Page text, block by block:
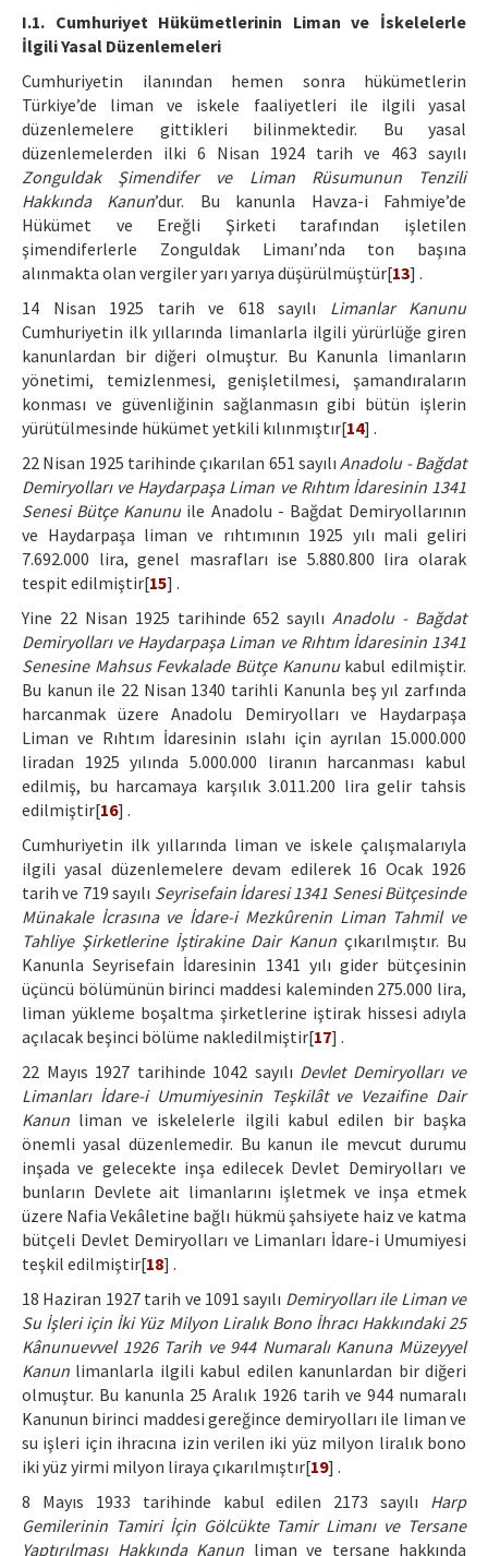
I.1. Cumhuriyet Hükümetlerinin Liman ve İskelelerle
İlgili Yasal Düzenlemeleri
Cumhuriyetin ilanından hemen sonra hükümetlerin
Türkiye’de liman ve iskele faaliyetleri ile ilgili yasal
düzenlemelere gittikleri bilinmektedir. Bu yasal
düzenlemelerden ilki 6 Nisan 1924 tarih ve 463 sayılı
Zonguldak Şimendifer ve Liman Rüsumunun Tenzili
Hakkında Kanun’dur. Bu kanunla Havza-i Fahmiye’de
Hükümet ve Ereğli Şirketi tarafından işletilen
şimendiferlerle Zonguldak Limanı’nda ton başına
alınmakta olan vergiler yarı yarıya düşürülmüştür[13] .
14 Nisan 1925 tarih ve 618 sayılı Limanlar Kanunu
Cumhuriyetin ilk yıllarında limanlarla ilgili yürürlüğe giren
kanunlardan bir diğeri olmuştur. Bu Kanunla limanların
yönetimi, temizlenmesi, genişletilmesi, şamandıraların
konması ve güvenliğinin sağlanmasın gibi bütün işlerin
yürütülmesinde hükümet yetkili kılınmıştır[14] .
22 Nisan 1925 tarihinde çıkarılan 651 sayılıAnadolu - Bağdat
Demiryolları ve Haydarpaşa Liman ve Rıhtım İdaresinin 1341
Senesi Bütçe Kanunuile Anadolu - Bağdat Demiryollarının
ve Haydarpaşa liman ve rıhtımının 1925 yılı mali geliri
7.692.000 lira, genel masrafları ise 5.880.800 lira olarak
tespit edilmiştir[15] .
Yine 22 Nisan 1925 tarihinde 652 sayılıAnadolu - Bağdat
Demiryolları ve Haydarpaşa Liman ve Rıhtım İdaresinin 1341
Senesine Mahsus Fevkalade Bütçe Kanunukabul edilmiştir.
Bu kanun ile 22 Nisan 1340 tarihli Kanunla beş yıl zarfında
harcanmak üzere Anadolu Demiryolları ve Haydarpaşa
Liman ve Rıhtım İdaresinin ıslahı için ayrılan 15.000.000
liradan 1925 yılında 5.000.000 liranın harcanması kabul
edilmiş, bu harcamaya karşılık 3.011.200 lira gelir tahsis
edilmiştir[16] .
Cumhuriyetin ilk yıllarında liman ve iskele çalışmalarıyla
ilgili yasal düzenlemelere devam edilerek 16 Ocak 1926
tarih ve 719 sayılı Seyrisefain İdaresi 1341 Senesi Bütçesinde
Münakale İcrasına ve İdare-i Mezkûrenin Liman Tahmil ve
Tahliye Şirketlerine İştirakine Dair Kanun çıkarılmıştır. Bu
Kanunla Seyrisefain İdaresinin 1341 yılı gider bütçesinin
üçüncü bölümünün birinci maddesi kaleminden 275.000 lira,
liman yükleme boşaltma şirketlerine iştirak hissesi adıyla
açılacak beşinci bölüme nakledilmiştir[17] .
22 Mayıs 1927 tarihinde 1042 sayılı Devlet Demiryolları ve
Limanları İdare-i Umumiyesinin Teşkilât ve Vezaifine Dair
Kanun liman ve iskelelerle ilgili kabul edilen bir başka
önemli yasal düzenlemedir. Bu kanun ile mevcut durumu
inşada ve gelecekte inşa edilecek Devlet Demiryolları ve
bunların Devlete ait limanlarını işletmek ve inşa etmek
üzere Nafia Vekâletine bağlı hükmü şahsiyete haiz ve katma
bütçeli Devlet Demiryolları ve Limanları İdare-i Umumiyesi
teşkil edilmiştir[18] .
18 Haziran 1927 tarih ve 1091 sayılı Demiryolları ile Liman ve
Su İşleri için İki Yüz Milyon Liralık Bono İhracı Hakkındaki 25
Kânunuevvel 1926 Tarih ve 944 Numaralı Kanuna Müzeyyel
Kanun limanlarla ilgili kabul edilen kanunlardan bir diğeri
olmuştur. Bu kanunla 25 Aralık 1926 tarih ve 944 numaralı
Kanunun birinci maddesi gereğince demiryolları ile liman ve
su işleri için ihracına izin verilen iki yüz milyon liralık bono
iki yüz yirmi milyon liraya çıkarılmıştır[19] .
8 Mayıs 1933 tarihinde kabul edilen 2173 sayılı Harp
Gemilerinin Tamiri İçin Gölcükte Tamir Limanı ve Tersane
Yaptırılması Hakkında Kanun liman ve tersane hakkında